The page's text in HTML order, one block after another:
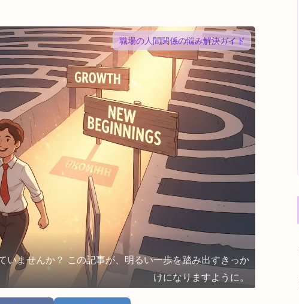
職場の人間関係の悩み解決ガイド
いませんか？ この記事が、明るい一歩を踏み出すきっか
けになりますように。